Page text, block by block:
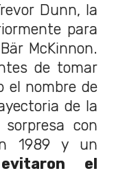
Dunn, la
para
McKinnon.
de tomar
el nombre de
de la
con
1989 y un
evitaron el